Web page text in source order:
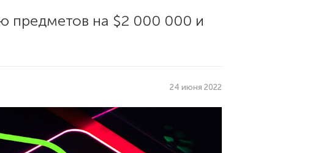
предметов на $2 000 000 и
24 июня 2022